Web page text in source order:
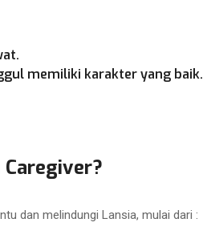
memiliki karakter yang baik.
dan melindungi Lansia, mulai dari :